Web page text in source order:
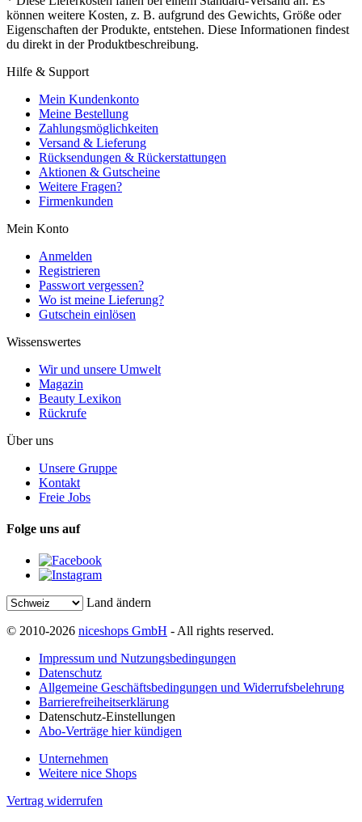
können weitere Kosten, z. B. aufgrund des Gewichts, Größe oder
Eigenschaften der Produkte, entstehen. Diese Informationen findest
du direkt in der Produktbeschreibung.
Hilfe & Support
Mein Kundenkonto
Meine Bestellung
Zahlungsmöglichkeiten
Versand & Lieferung
Rücksendungen & Rückerstattungen
Aktionen & Gutscheine
Weitere Fragen?
Firmenkunden
Mein Konto
Anmelden
Registrieren
Passwort vergessen?
Wo ist meine Lieferung?
Gutschein einlösen
Wissenswertes
Wir und unsere Umwelt
Magazin
Beauty Lexikon
Rückrufe
Über uns
Unsere Gruppe
Kontakt
Freie Jobs
Folge uns auf
Land ändern
© 2010-2026 niceshops GmbH - All rights reserved.
Impressum und Nutzungsbedingungen
Datenschutz
Allgemeine Geschäftsbedingungen und Widerrufsbelehrung
Barrierefreiheitserklärung
Datenschutz-Einstellungen
Abo-Verträge hier kündigen
Unternehmen
Weitere nice Shops
Vertrag widerrufen